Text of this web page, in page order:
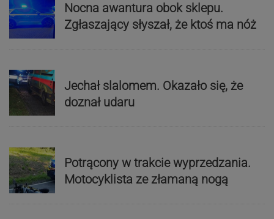
Nocna awantura obok sklepu.
Zgłaszający słyszał, że ktoś ma nóż
Jechał slalomem. Okazało się, że
doznał udaru
Potrącony w trakcie wyprzedzania.
Motocyklista ze złamaną nogą